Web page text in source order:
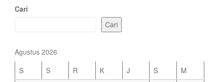
Cari
Cari
Agustus 2026
S
S R K J S
M